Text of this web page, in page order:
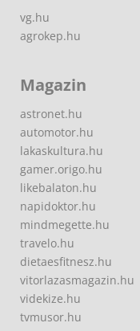
vg.hu
agrokep.hu
Magazin
astronet.hu
automotor.hu
lakaskultura.hu
gamer.origo.hu
likebalaton.hu
napidoktor.hu
mindmegette.hu
travelo.hu
dietaesfitnesz.hu
vitorlazasmagazin.hu
videkize.hu
tvmusor.hu